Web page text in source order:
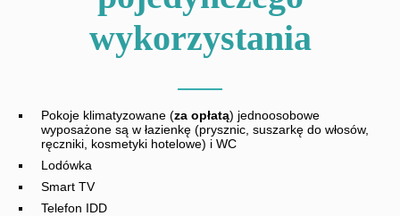
wykorzystania
Pokoje klimatyzowane (za opłatą) jednoosobowe
wyposażone są w łazienkę (prysznic, suszarkę do włosów,
ręczniki, kosmetyki hotelowe) i WC
Lodówka
Smart TV
Telefon IDD